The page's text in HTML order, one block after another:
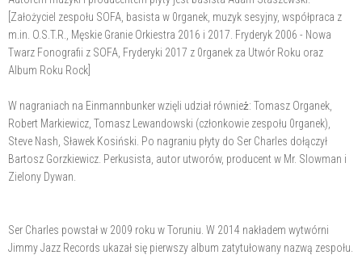
[Założyciel zespołu SOFA, basista w 0rganek, muzyk sesyjny, współpraca z
m.in. O.S.T.R., Męskie Granie Orkiestra 2016 i 2017. Fryderyk 2006 - Nowa
Twarz Fonografii z SOFA, Fryderyki 2017 z 0rganek za Utwór Roku oraz
Album Roku Rock]
W nagraniach na Einmannbunker wzięli udział również̇: Tomasz Organek,
Robert Markiewicz, Tomasz Lewandowski (członkowie zespołu 0rganek),
Steve Nash, Sławek Kosiński. Po nagraniu płyty do Ser Charles dołączył
Bartosz Gorzkiewicz. Perkusista, autor utworów, producent w Mr. Slowman i
Zielony Dywan.
Ser Charles powstał w 2009 roku w Toruniu. W 2014 nakładem wytwórni
Jimmy Jazz Records ukazał się pierwszy album zatytułowany nazwą zespołu.